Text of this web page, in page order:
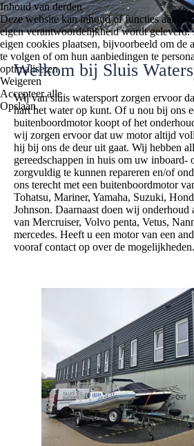
Welkom bij Sluis
Wij van sluis watersport zorgen ervoor
hart het water op kunt. Of u nou bij ons
buitenboordmotor koopt of het
wij zorgen ervoor dat uw motor altijd
hij bij ons de deur uit gaat. Wij hebben
gereedschappen in huis om uw inboard-
zorgvuldig te kunnen repareren en/of
ons terecht met een buitenboordmotor
Tohatsu, Mariner, Yamaha, Suzuki,
Johnson. Daarnaast doen wij onderhoud
van Mercruiser, Volvo penta, Vetus,
mercedes. Heeft u een motor van een
vooraf contact op over de mogelijkheden.
Inhoud van derden
Deze website kan inhoud of functies
eigen verantwoordelijkheid wordt geleverd.
eigen cookies plaatsen, bijvoorbeeld om de
te volgen of om hun aanbiedingen te
optimaliseren.
Weigeren
Accepteer alle
Opslaan